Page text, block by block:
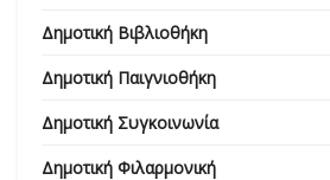
Δημοτική Βιβλιοθήκη
Δημοτική Παιγνιοθήκη
Δημοτική Συγκοινωνία
Δημοτική Φιλαρμονική